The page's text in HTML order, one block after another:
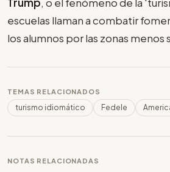
escuelas llaman a combatir
los alumnos por las zonas menos
TEMAS RELACIONADOS
turismo idiomático Fedele
NOTAS RELACIONADAS